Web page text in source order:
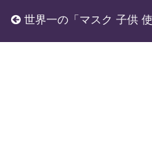
世界一の「マスク 子供